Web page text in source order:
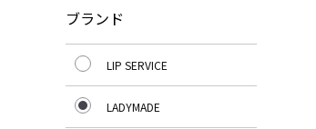
ブランド
LIP SERVICE
LADYMADE